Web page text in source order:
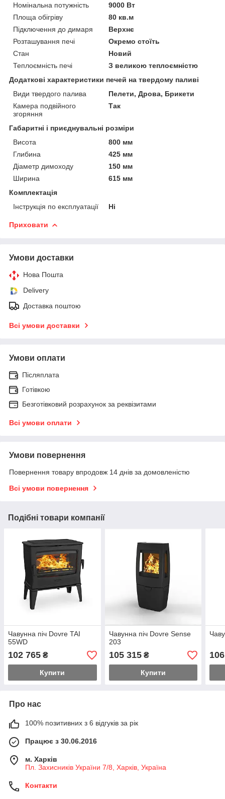
Номінальна потужність
9000 Вт
Площа обігріву
80 кв.м
Підключення до димаря
Верхнє
Розташування печі
Окремо стоїть
Стан
Новий
Теплоємність печі
З великою теплоємністю
Додаткові характеристики печей на твердому паливі
Види твердого палива
Пелети, Дрова, Брикети
Камера подвійного
згоряння
Так
Габаритні і приєднувальні розміри
Висота
800 мм
Глибина
425 мм
Діаметр димоходу
150 мм
Ширина
615 мм
Комплектація
Інструкція по експлуатації
Ні
Приховати
Умови доставки
Нова Пошта
Delivery
Доставка поштою
Всі умови доставки
Умови оплати
Післяплата
Готівкою
Безготівковий розрахунок за реквізитами
Всі умови оплати
Умови повернення
Повернення товару впродовж 14 днів за домовленістю
Всі умови повернення
Подібні товари компанії
Чавунна піч Dovre TAI
55WD
102 765 ₴
Купити
Чавунна піч Dovre Sense
203
105 315₴
Купити
Про нас
100% позитивних з 6 відгуків за рік
Працює з 30.06.2016
м. Харків
Пл. Захисників України 7/8, Харків, Україна
Контакти